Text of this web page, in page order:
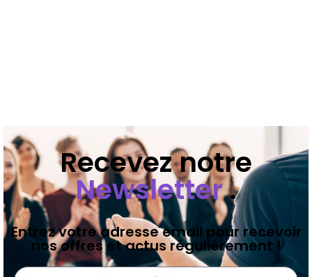
Recevez notre
Newsletter.
Entrez votre adresse email pour recevoir
nos offres et actus régulièrement !